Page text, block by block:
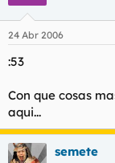
24 Abr 2006
:53
Con que cosas
aqui...
semete